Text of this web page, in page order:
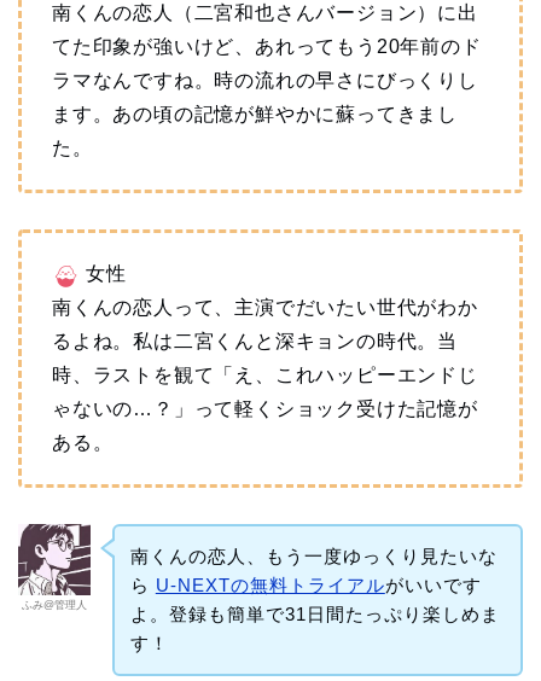
南くんの恋人（二宮和也さんバージョン）に出
てた印象が強いけど、あれってもう20年前のド
ラマなんですね。時の流れの早さにびっくりし
ます。あの頃の記憶が鮮やかに蘇ってきまし
た。
女性
南くんの恋人って、主演でだいたい世代がわか
るよね。私は二宮くんと深キョンの時代。当
時、ラストを観て「え、これハッピーエンドじ
ゃないの…？」って軽くショック受けた記憶が
ある。
ふみ@管理人
南くんの恋人、もう一度ゆっくり見たいな
ら U-NEXTの無料トライアルがいいです
よ。登録も簡単で31日間たっぷり楽しめま
す！